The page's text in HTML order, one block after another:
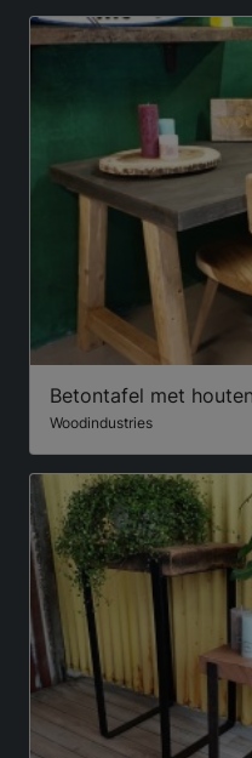
Betontafel met
Woodindustries